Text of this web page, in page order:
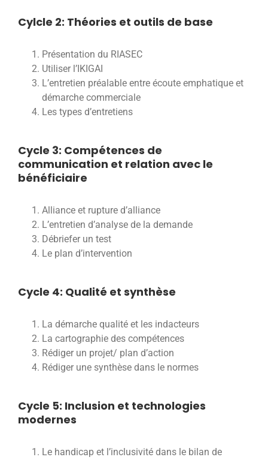
Cylcle 2: Théories et outils de base
Présentation du RIASEC
Utiliser l’IKIGAI
L’entretien préalable entre écoute emphatique et
démarche commerciale
Les types d’entretiens
Cycle 3: Compétences de
communication et relation avec le
bénéficiaire
Alliance et rupture d’alliance
L’entretien d’analyse de la demande
Débriefer un test
Le plan d’intervention
Cycle 4: Qualité et synthèse
La démarche qualité et les indacteurs
La cartographie des compétences
Rédiger un projet/ plan d’action
Rédiger une synthèse dans le normes
Cycle 5: Inclusion et technologies
modernes
Le handicap et l’inclusivité dans le bilan de